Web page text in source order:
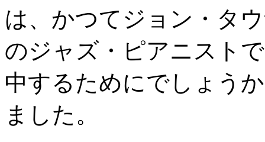
は、かつてジョン・タ
のジャズ・ピアニスト
中するためにでしょう
ました。